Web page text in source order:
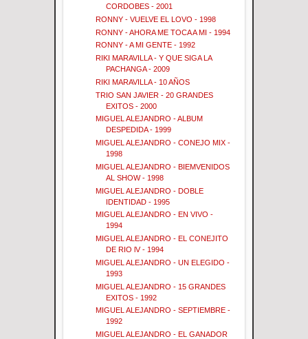
CORDOBES - 2001
RONNY - VUELVE EL LOVO - 1998
RONNY - AHORA ME TOCA A MI - 1994
RONNY - A MI GENTE - 1992
RIKI MARAVILLA - Y QUE SIGA LA
PACHANGA - 2009
RIKI MARAVILLA - 10 AÑOS
TRIO SAN JAVIER - 20 GRANDES
EXITOS - 2000
MIGUEL ALEJANDRO - ALBUM
DESPEDIDA - 1999
MIGUEL ALEJANDRO - CONEJO MIX -
1998
MIGUEL ALEJANDRO - BIEMVENIDOS
AL SHOW - 1998
MIGUEL ALEJANDRO - DOBLE
IDENTIDAD - 1995
MIGUEL ALEJANDRO - EN VIVO -
1994
MIGUEL ALEJANDRO - EL CONEJITO
DE RIO lV - 1994
MIGUEL ALEJANDRO - UN ELEGIDO -
1993
MIGUEL ALEJANDRO - 15 GRANDES
EXITOS - 1992
MIGUEL ALEJANDRO - SEPTIEMBRE -
1992
MIGUEL ALEJANDRO - EL GANADOR